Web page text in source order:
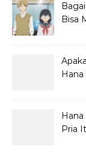
Bisa
Pria